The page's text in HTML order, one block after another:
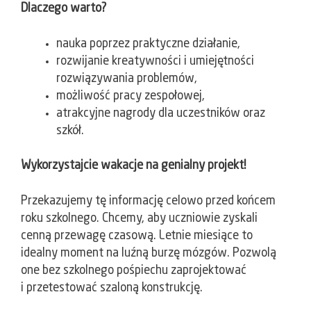
Dlaczego warto?
nauka poprzez praktyczne działanie,
rozwijanie kreatywności i umiejętności
rozwiązywania problemów,
możliwość pracy zespołowej,
atrakcyjne nagrody dla uczestników oraz
szkół.
Wykorzystajcie wakacje na genialny projekt!
Przekazujemy tę informację celowo przed końcem
roku szkolnego. Chcemy, aby uczniowie zyskali
cenną przewagę czasową. Letnie miesiące to
idealny moment na luźną burzę mózgów. Pozwolą
one bez szkolnego pośpiechu zaprojektować
i przetestować szaloną konstrukcję.